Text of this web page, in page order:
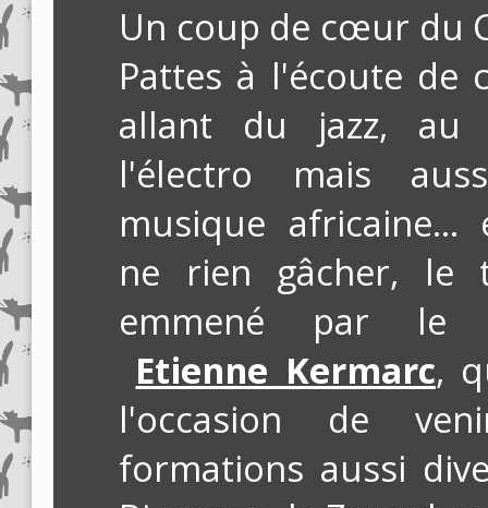
Un coup de cœur du
Pattes à l'écoute de
allant du jazz, au
l'électro mais
musique
ne rien gâcher, le
emmené par le
Etienne Kermarc,
l'occasion de
formations aussi